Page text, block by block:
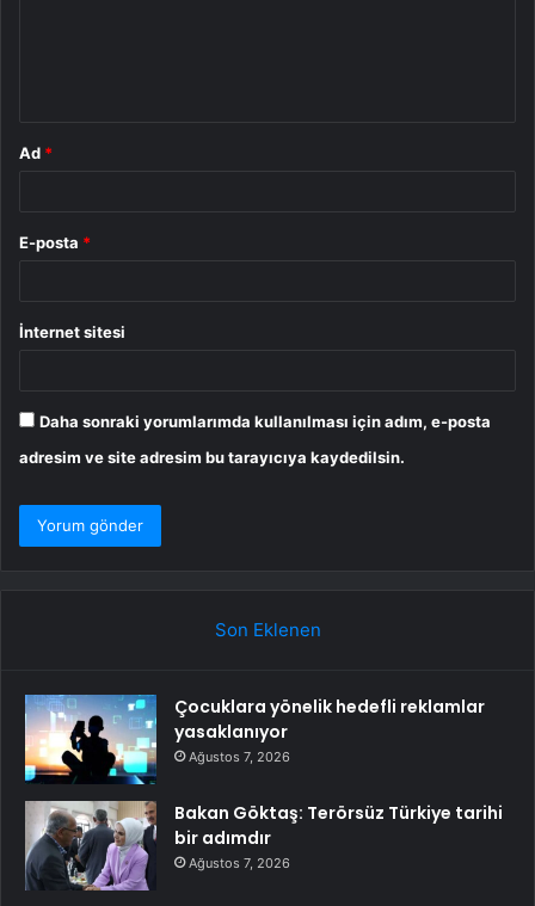
Ad *
E-posta *
İnternet sitesi
Daha sonraki yorumlarımda kullanılması için adım, e-posta
adresim ve site adresim bu tarayıcıya kaydedilsin.
Son Eklenen
Çocuklara yönelik hedefli reklamlar
yasaklanıyor
Ağustos 7, 2026
Bakan Göktaş: Terörsüz Türkiye tarihi
bir adımdır
Ağustos 7, 2026